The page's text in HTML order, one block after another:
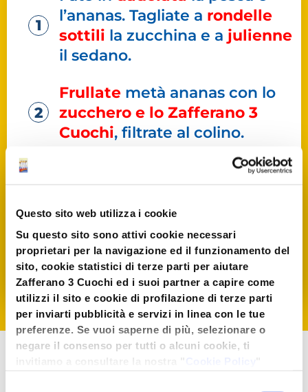
Questo sito web utilizza i cookie
Su questo sito sono attivi cookie necessari
proprietari per la navigazione ed il funzionamento del
sito, cookie statistici di terze parti per aiutare
Zafferano 3 Cuochi ed i suoi partner a capire come
utilizzi il sito e cookie di profilazione di terze parti
per inviarti pubblicità e servizi in linea con le tue
preferenze. Se vuoi saperne di più, selezionare o
negare il consenso per tutti o alcuni cookie, ti
l’ananas. Tagliate a rondelle
sottili la zucchina e a julienne
il sedano.
Frullate metà ananas con lo
zucchero e lo Zafferano 3
Cuochi, filtrate al colino.
In una ciotola mettete le
con la salsae lasciate
macerare in frigo per una
notte. Servite ben freddo.